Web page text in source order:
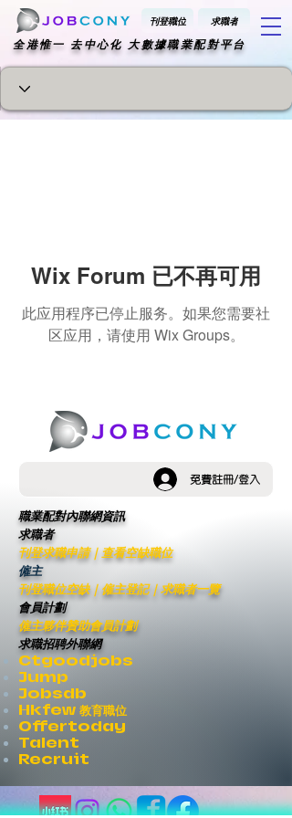
刊登職位 求職者
​全港惟一 去中心化 大數據職業配對平台
Wix Forum 已不再可用
此应用程序已停止服务。如果您需要社
区应用，请使用 Wix Groups。
免費註冊/登入
職業配對內聯網資訊
求職者
刊登求職申請｜ 查看空缺職位
僱主
刊登職位空缺｜僱主登記｜求職者一覽
會員計劃
僱主夥伴贊助會員計劃
求職招聘外聯網
Ctgoodjobs
Jump
Jobsdb
Hkfew 教育職位
Offertoday
Talent
Recruit